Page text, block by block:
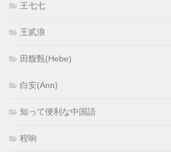
王七七
王贰浪
田馥甄(Hebe)
白安(Ann)
知って便利な中国語
程响